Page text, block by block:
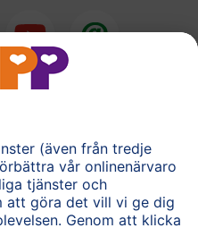
HiPP-appen
Kontakta oss